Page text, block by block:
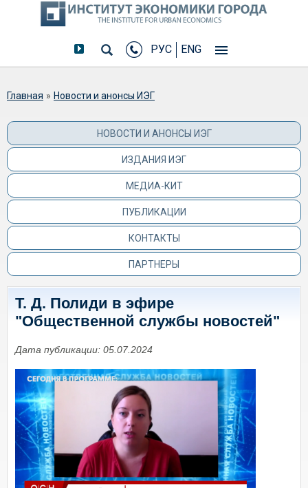
РУС ENG
Вы здесь
Главная » Новости и анонсы ИЭГ
НОВОСТИ И АНОНСЫ ИЭГ
ИЗДАНИЯ ИЭГ
МЕДИА-КИТ
ПУБЛИКАЦИИ
КОНТАКТЫ
ПАРТНЕРЫ
Т. Д. Полиди в эфире
"Общественной службы новостей"
Дата публикации: 05.07.2024